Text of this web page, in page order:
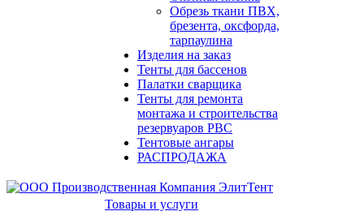
Обрезь ткани ПВХ,
брезента, оксфорда,
тарпаулина
Изделия на заказ
Тенты для бассенов
Палатки сварщика
Тенты для ремонта
монтажа и строительства
резервуаров РВС
Тентовые ангары
РАСПРОДАЖА
Товары и услуги